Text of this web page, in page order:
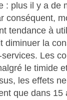
: plus il y a de
conséquent,
tendance à
diminuer la
Les
le timide
les effets
que dans 15